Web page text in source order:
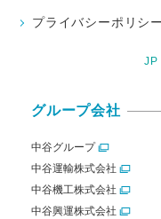
プライバシーポリシー
JP
グループ会社
中谷グループ
中谷運輸株式会社
中谷機工株式会社
中谷興運株式会社